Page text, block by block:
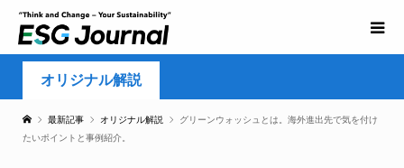
オリジナル解説
最新記事 オリジナル解説
グリーンウォッシュとは。海外進出先で気を付け
たいポイントと事例紹介。